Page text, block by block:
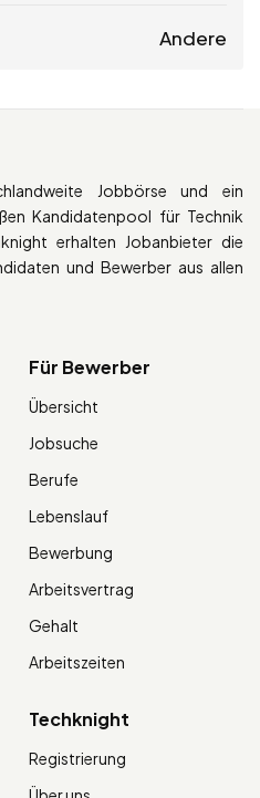
Andere
Jobbörse und ein
Kandidatenpool für Technik
erhalten Jobanbieter die
und Bewerber aus allen
Für Bewerber
Übersicht
Jobsuche
Berufe
Lebenslauf
Bewerbung
Arbeitsvertrag
Gehalt
Arbeitszeiten
Techknight
Registrierung